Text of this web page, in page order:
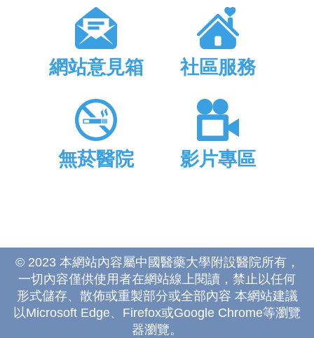
網站意見箱 社區服務
無菸醫院 影片專區
© 2023 本網站內容屬中國醫藥大學附設醫院所有，
一切內容僅供使用者在網站線上閱讀，禁止以任何
形式儲存、散佈或重製部分或全部內容 本網站建議
以Microsoft Edge、Firefox或Google Chrome等瀏覽
器瀏覽。